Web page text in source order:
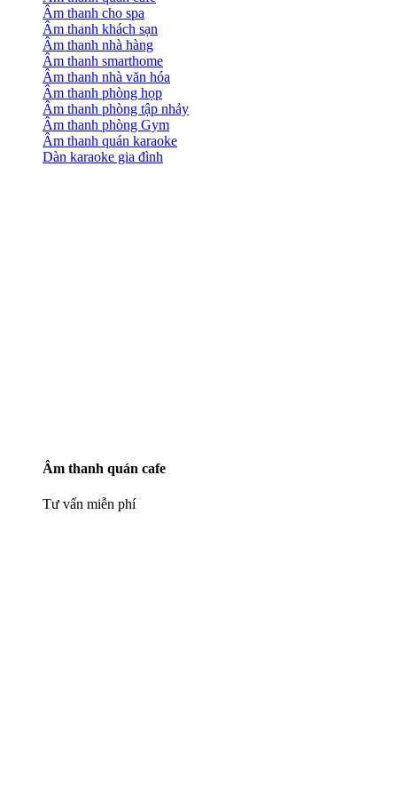
Âm thanh cho spa
Âm thanh khách sạn
Âm thanh nhà hàng
Âm thanh smarthome
Âm thanh nhà văn hóa
Âm thanh phòng họp
Âm thanh phòng tập nhảy
Âm thanh phòng Gym
Âm thanh quán karaoke
Dàn karaoke gia đình
Âm thanh quán cafe
Tư vấn miễn phí